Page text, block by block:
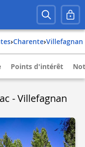
› charente› villefagnan
Points d'intérêt
- Villefagnan